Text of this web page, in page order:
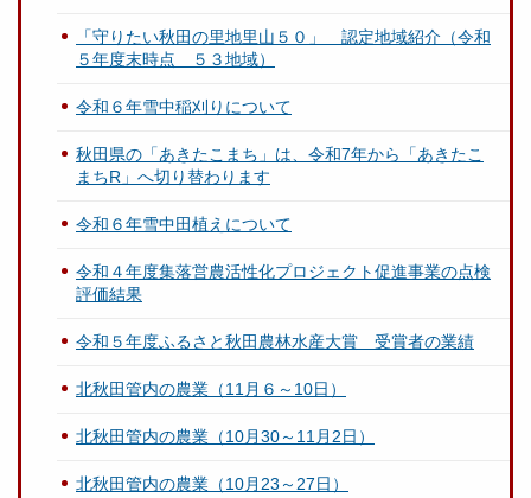
「守りたい秋田の里地里山５０」 認定地域紹介（令和
５年度末時点 ５３地域）
令和６年雪中稲刈りについて
秋田県の「あきたこまち」は、令和7年から「あきたこ
まちR」へ切り替わります
令和６年雪中田植えについて
令和４年度集落営農活性化プロジェクト促進事業の点検
評価結果
令和５年度ふるさと秋田農林水産大賞 受賞者の業績
北秋田管内の農業（11月６～10日）
北秋田管内の農業（10月30～11月2日）
北秋田管内の農業（10月23～27日）